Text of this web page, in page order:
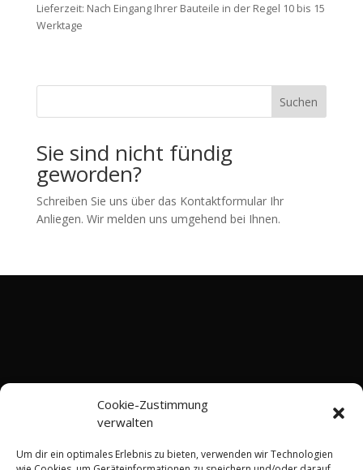
Cookie-Zustimmung
verwalten
Um dir ein optimales Erlebnis zu bieten, verwenden wir Technologien
Lieferzeit: Nach Eingang Ihrer Bauteile in der Regel 10 bis 15
Werktage
Suchen
Sie sind nicht fündig
geworden?
Schreiben Sie uns über das Kontaktformular Ihr
Anliegen. Wir melden uns umgehend bei Ihnen.